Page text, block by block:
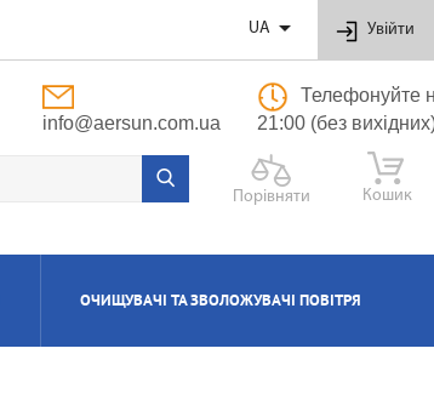
UA  Увійти
info@aersun.com.ua
Телефонуйте
21:00 (без
Порівняти Кошик
ОЧИЩУВАЧІ ТА ЗВОЛОЖУВАЧІ ПОВІТРЯ